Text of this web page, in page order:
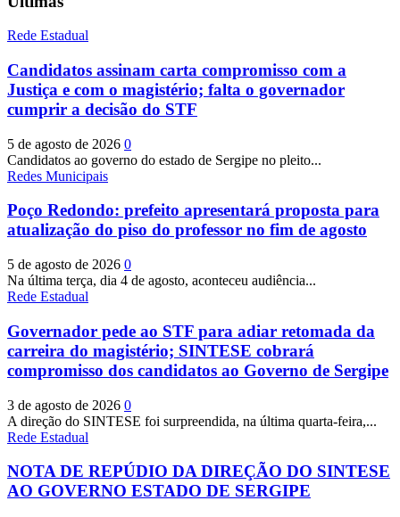
Rede Estadual
Candidatos assinam carta compromisso com a
Justiça e com o magistério; falta o governador
cumprir a decisão do STF
5 de agosto de 2026 0
Candidatos ao governo do estado de Sergipe no pleito...
Redes Municipais
Poço Redondo: prefeito apresentará proposta para
atualização do piso do professor no fim de agosto
5 de agosto de 2026 0
Na última terça, dia 4 de agosto, aconteceu audiência...
Rede Estadual
Governador pede ao STF para adiar retomada da
carreira do magistério; SINTESE cobrará
compromisso dos candidatos ao Governo de Sergipe
3 de agosto de 2026 0
A direção do SINTESE foi surpreendida, na última quarta-feira,...
Rede Estadual
NOTA DE REPÚDIO DA DIREÇÃO DO SINTESE
AO GOVERNO ESTADO DE SERGIPE